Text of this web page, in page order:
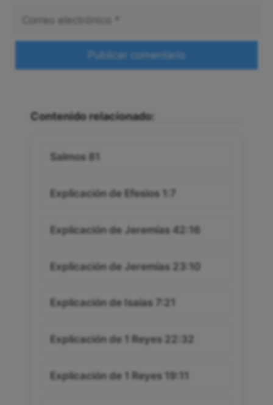
Contenido relacionado:
Salmos 81
Explicación de Efesios 1:7
Explicación de Jeremías 42:16
Explicación de Jeremías 23:10
Explicación de Isaías 7:21
Explicación de 1 Reyes 22:32
Explicación de 1 Reyes 19:11